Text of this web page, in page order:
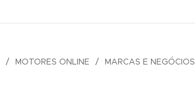
MOTORES ONLINE MARCAS E NEGÓCIOS